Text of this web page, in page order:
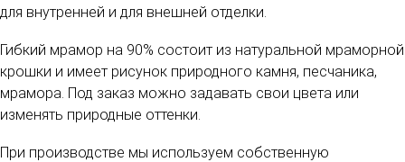
для внутренней и для внешней отделки.
Гибкий мрамор на 90% состоит из натуральной мраморной
крошки и имеет рисунок природного камня, песчаника,
мрамора. Под заказ можно задавать свои цвета или
изменять природные оттенки.
При производстве мы используем собственную